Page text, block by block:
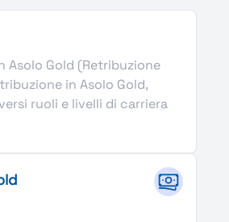
Asolo Gold (Retribuzione
in Asolo Gold,
ruoli e livelli di carriera